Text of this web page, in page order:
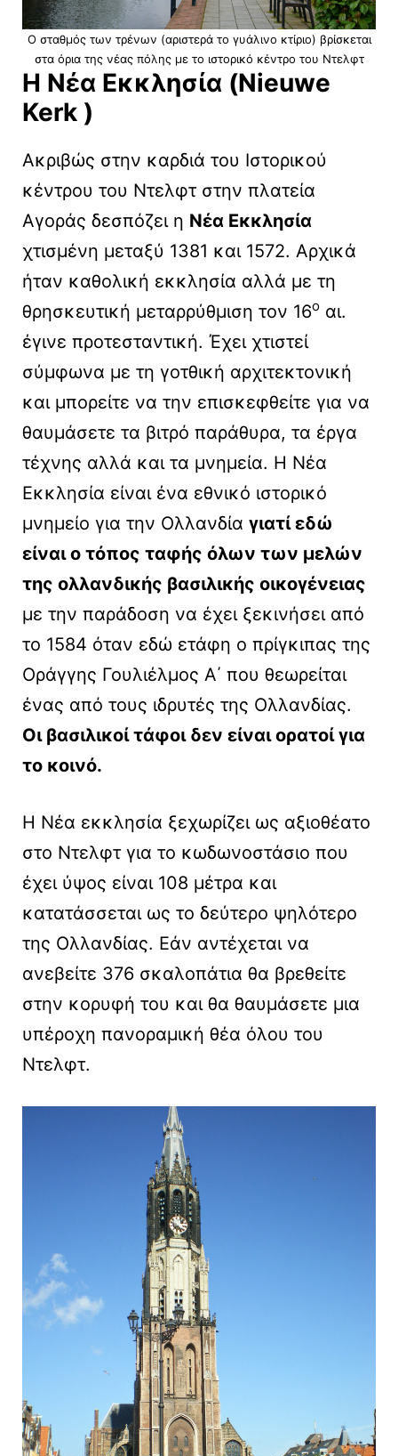
Ο σταθμός των τρένων (αριστερά το γυάλινο κτίριο) βρίσκεται
στα όρια της νέας πόλης με το ιστορικό κέντρο του Ντελφτ
Η Νέα Εκκλησία (Nieuwe
Kerk )
Ακριβώς στην καρδιά του Ιστορικού
κέντρου του Ντελφτ στην πλατεία
Αγοράς δεσπόζει η Νέα Εκκλησία
χτισμένη μεταξύ 1381 και 1572. Αρχικά
ήταν καθολική εκκλησία αλλά με τη
θρησκευτική μεταρρύθμιση τον 16ο αι.
έγινε προτεσταντική. Έχει χτιστεί
σύμφωνα με τη γοτθική αρχιτεκτονική
και μπορείτε να την επισκεφθείτε για να
θαυμάσετε τα βιτρό παράθυρα, τα έργα
τέχνης αλλά και τα μνημεία. Η Νέα
Εκκλησία είναι ένα εθνικό ιστορικό
μνημείο για την Ολλανδία γιατί εδώ
είναι ο τόπος ταφής όλων των μελών
της ολλανδικής βασιλικής οικογένειας
με την παράδοση να έχει ξεκινήσει από
το 1584 όταν εδώ ετάφη ο πρίγκιπας της
Οράγγης Γουλιέλμος Α΄ που θεωρείται
ένας από τους ιδρυτές της Ολλανδίας.
Οι βασιλικοί τάφοι δεν είναι ορατοί για
το κοινό.
Η Νέα εκκλησία ξεχωρίζει ως αξιοθέατο
στο Ντελφτ για το κωδωνοστάσιο που
έχει ύψος είναι 108 μέτρα και
κατατάσσεται ως το δεύτερο ψηλότερο
της Ολλανδίας. Εάν αντέχεται να
ανεβείτε 376 σκαλοπάτια θα βρεθείτε
στην κορυφή του και θα θαυμάσετε μια
υπέροχη πανοραμική θέα όλου του
Ντελφτ.